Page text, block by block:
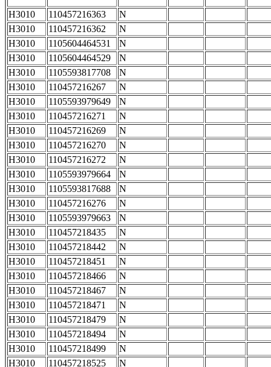
H3010
110457216363
N
H3010
110457216362
N
H3010
1105604464531
N
H3010
1105604464529
N
H3010
1105593817708
N
H3010
110457216267
N
H3010
1105593979649
N
H3010
110457216271
N
H3010
110457216269
N
H3010
110457216270
N
H3010
110457216272
N
H3010
1105593979664
N
H3010
1105593817688
N
H3010
110457216276
N
H3010
1105593979663
N
H3010
110457218435
N
H3010
110457218442
N
H3010
110457218451
N
H3010
110457218466
N
H3010
110457218467
N
H3010
110457218471
N
H3010
110457218479
N
H3010
110457218494
N
H3010
110457218499
N
H3010
110457218525 N